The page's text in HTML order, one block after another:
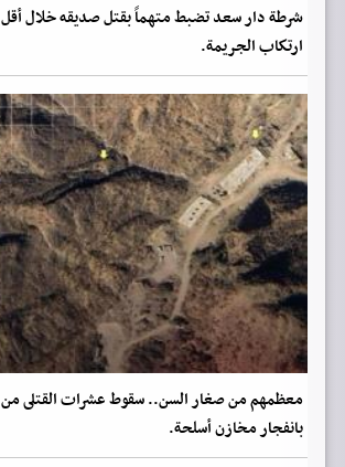
شرطة دار سعد تضبط متهماً بقتل صديقه خلال
ارتكاب الجريمة.
معظمهم من صغار السن.. سقوط عشرات القتلى من
بانفجار مخازن أسلحة.